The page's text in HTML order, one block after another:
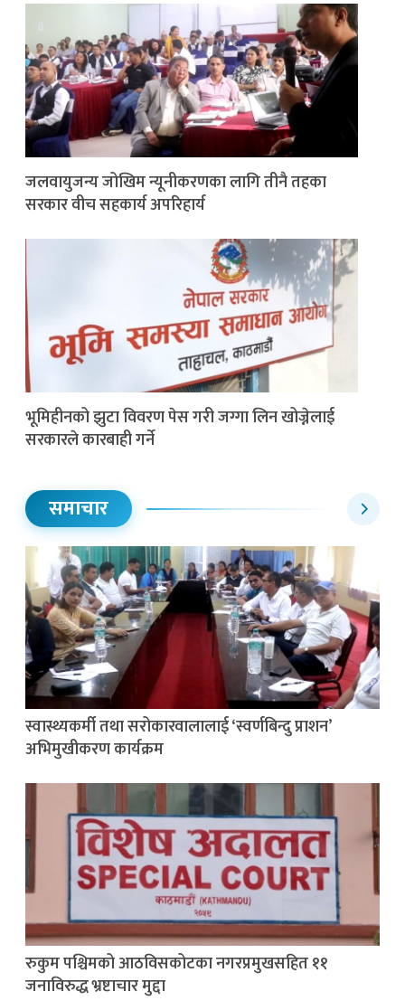
जलवायुजन्य जोखिम न्यूनीकरणका लागि तीनै तहका
सरकार वीच सहकार्य अपरिहार्य
भूमिहीनको झुटा विवरण पेस गरी जग्गा लिन खोज्नेलाई
सरकारले कारबाही गर्ने
समाचार
स्वास्थ्यकर्मी तथा सरोकारवालालाई ‘स्वर्णबिन्दु प्राशन’
अभिमुखीकरण कार्यक्रम
रुकुम पश्चिमको आठविसकोटका नगरप्रमुखसहित ११
जनाविरुद्ध भ्रष्टाचार मुद्दा